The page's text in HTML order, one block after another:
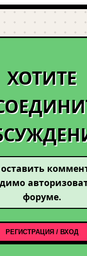
ХОТИТЕ
форуме.
РЕГИСТРАЦИЯ / ВХОД